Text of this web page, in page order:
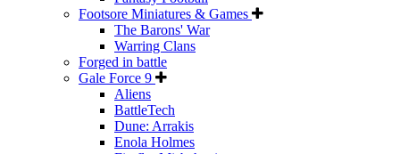
Footsore Miniatures & Games
The Barons' War
Warring Clans
Forged in battle
Gale Force 9
Aliens
BattleTech
Dune: Arrakis
Enola Holmes